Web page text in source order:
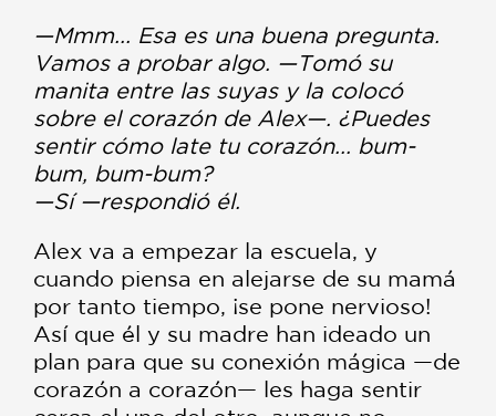
—Mmm... Esa es una buena pregunta.
Vamos a probar algo. —Tomó su
manita entre las suyas y la colocó
sobre el corazón de Alex—. ¿Puedes
sentir cómo late tu corazón... bum-
bum, bum-bum?
—Sí —respondió él.
Alex va a empezar la escuela, y
cuando piensa en alejarse de su mamá
por tanto tiempo, ¡se pone nervioso!
Así que él y su madre han ideado un
plan para que su conexión mágica —de
corazón a corazón— les haga sentir